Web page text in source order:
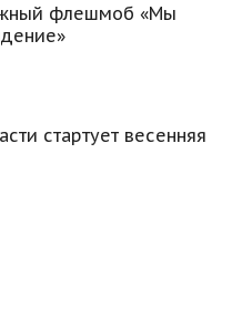
флешмоб «Мы
стартует весенняя